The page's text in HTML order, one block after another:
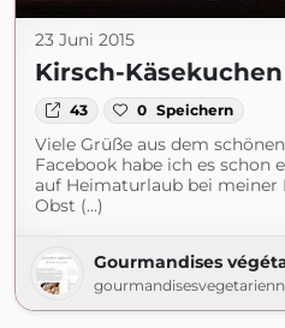
23 Juni 2015
Kirsch-
43 0 Speichern
Viele Grüße aus dem
Facebook habe ich es schon
auf Heimaturlaub bei meiner
Obst (...)
Gourmandises